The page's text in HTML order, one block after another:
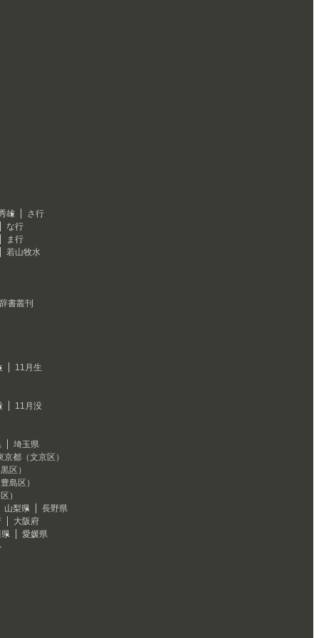
雄
さ行
な行
ま行
若山牧水
書叢刊
11月生
11月没
埼玉県
京都（文京区）
区）
島区）
）
山梨県
長野県
大阪府
愛媛県